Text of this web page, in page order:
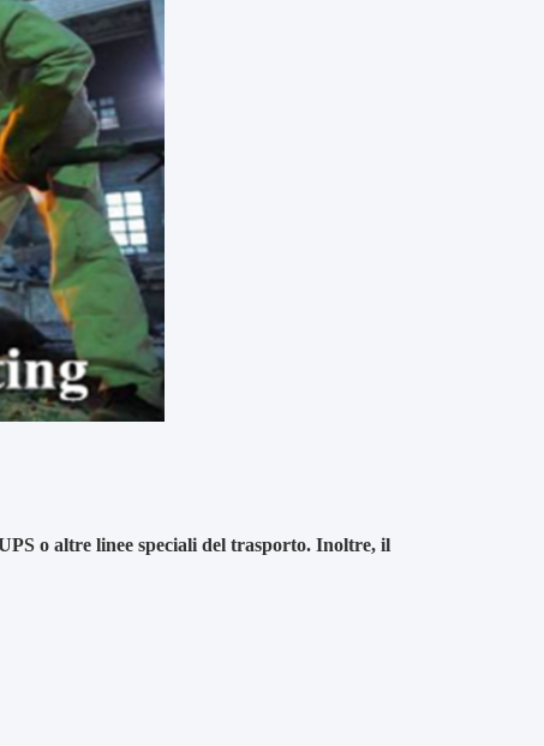
o altre linee speciali del trasporto. Inoltre, il